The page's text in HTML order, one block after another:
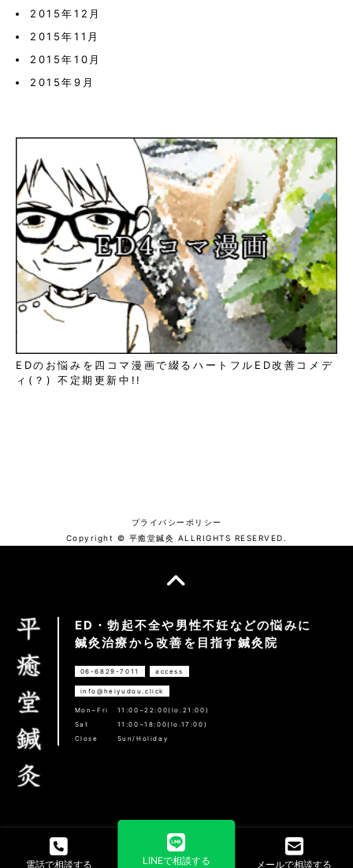
2015年12月
2015年11月
2015年10月
2015年9月
EDのお悩みを四コマ漫画で綴るハートフルED改善コメデ
ィ(？) 不定期更新中!!
プライバシーポリシー
Copyright © 平癒堂鍼灸 ALLRIGHTS RESERVED.
ED・勃起不全や男性不妊などの悩みに
鍼灸治療から改善を目指す鍼灸院
06-6829-7011 access
info@heiyudou.click
Mon~Fri
11:00~22:00(lo.21:00)
Sat
11:00~18:00(lo.17:00)
Close
Sun/Holiday
電話で相談する LINEで相談する メールで相談する